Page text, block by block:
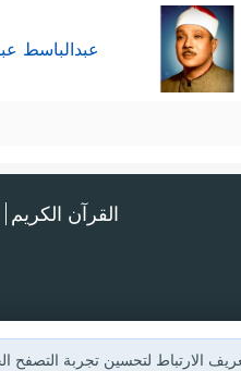
عبدالباسط
القرآن الكريم
الارتباط لتحسين تجربة التصفح